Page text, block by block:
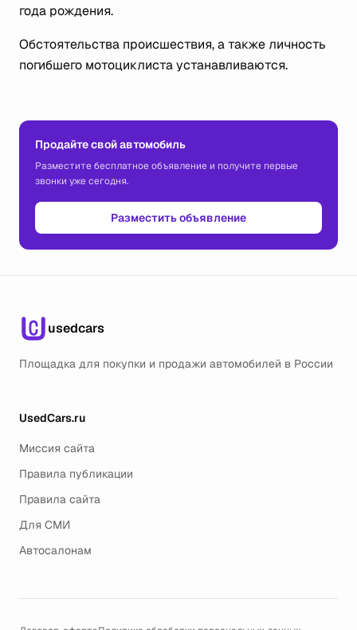
года рождения.
Обстоятельства происшествия, а также личность
погибшего мотоциклиста устанавливаются.
Продайте свой автомобиль
Разместите бесплатное объявление и получите первые
звонки уже сегодня.
Разместить объявление
usedcars
Площадка для покупки и продажи автомобилей в России
UsedCars.ru
Миссия сайта
Правила публикации
Правила сайта
Для СМИ
Автосалонам